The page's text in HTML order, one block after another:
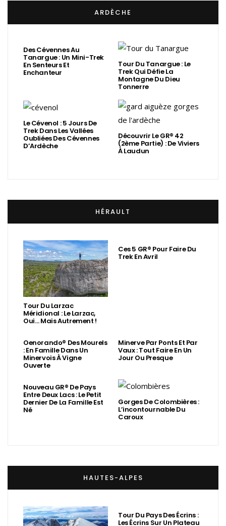
ARDÈCHE
Des Cévennes Au
Tanargue : Un Mini-Trek
En Senteurs Et
Enchanteur
Tour Du Tanargue : Le
Trek Qui Défie La
Montagne Du Dieu
Tonnerre
Le Cévenol : 5 Jours De
Trek Dans Les Vallées
Oubliées Des Cévennes
D’Ardèche
Découvrir Le GR® 42
(2ème Partie) : De Viviers
À Laudun
HÉRAULT
Tour Du Larzac
Méridional : Le Larzac,
Oui… Mais Autrement !
Ces 5 GR® Pour Faire Du
Trek En Avril
Oenorando® Des Mourels
: En Famille Dans Un
Minervois À Vigne
Ouverte
Minerve Par Ponts Et Par
Vaux : Tout Faire En Un
Jour Ou Presque
Nouveau GR® De Pays
Entre Deux Lacs : Le Petit
Dernier De La Famille Est
Né
Gorges De Colombières :
L’incontournable Du
Caroux
HAUTES-ALPES
Tour Du Pays Des Écrins :
Les Écrins Sur Un Plateau